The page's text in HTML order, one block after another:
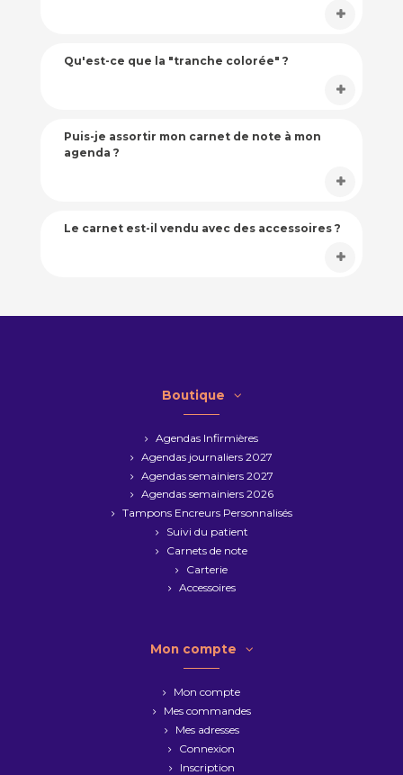
Qu'est-ce que la "tranche colorée" ?
Puis-je assortir mon carnet de note à mon
agenda ?
Le carnet est-il vendu avec des accessoires ?
Boutique
Agendas Infirmières
Agendas journaliers 2027
Agendas semainiers 2027
Agendas semainiers 2026
Tampons Encreurs Personnalisés
Suivi du patient
Carnets de note
Carterie
Accessoires
Mon compte
Mon compte
Mes commandes
Mes adresses
Connexion
Inscription